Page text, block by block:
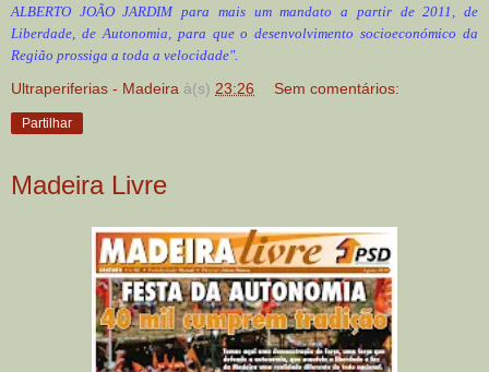
ALBERTO JOÃO JARDIM para mais um mandato a partir de 2011, de
Liberdade, de Autonomia, para que o desenvolvimento socioeconómico da
Região prossiga a toda a velocidade".
Ultraperiferias - Madeira à(s) 23:26 Sem comentários:
Partilhar
Madeira Livre